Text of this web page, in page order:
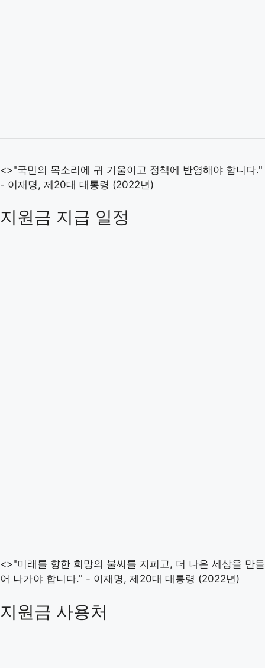
<>"국민의 목소리에 귀 기울이고 정책에 반영해야 합니다."
- 이재명, 제20대 대통령 (2022년)
지원금 지급 일정
<>"미래를 향한 희망의 불씨를 지피고, 더 나은 세상을 만들
어 나가야 합니다." - 이재명, 제20대 대통령 (2022년)
지원금 사용처